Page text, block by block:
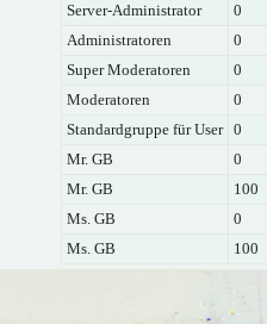
Server-Administrator
0
Administratoren
0
Super Moderatoren
0
Moderatoren
0
Standardgruppe für User 0
Mr. GB
0
Mr. GB
100
Ms. GB
0
Ms. GB
100